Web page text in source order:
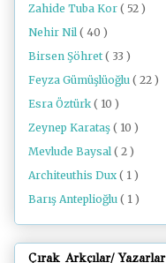
Zahide Tuba Kor ( 52 )
Nehir Nil ( 40 )
Birsen Şöhret ( 33 )
Feyza Gümüşlüoğlu ( 22 )
Esra Öztürk ( 10 )
Zeynep Karataş ( 10 )
Mevlude Baysal ( 2 )
Architeuthis Dux ( 1 )
Barış Anteplioğlu ( 1 )
Çırak Arkçılar/ Yazarlar